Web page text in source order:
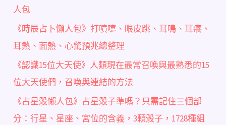
人包
《時辰占卜懶人包》打噴嚏、眼皮跳、耳鳴、耳癢、
耳熱、面熱、心驚預兆總整理
《認識15位大天使》人類現在最常召喚與最熟悉的15
位大天使們，召喚與連結的方法
《占星骰懶人包》占星骰子準嗎？只需記住三個部
分：行星、星座、宮位的含義，3顆骰子，1728種組